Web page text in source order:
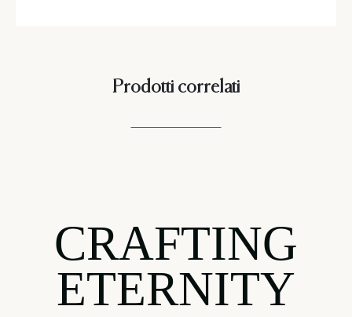
Prodotti correlati
CRAFTING
ETERNITY